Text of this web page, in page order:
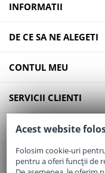
INFORMATII
DE CE SA NE ALEGETI
CONTUL MEU
SERVICII CLIENTI
CONTACT
Email:
Acest website
Folosim cookie-uri
pentru a oferi funcții de